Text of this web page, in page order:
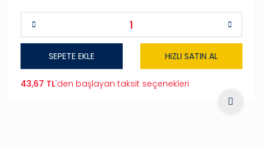
SEPETE EKLE HIZLI SATIN AL
43,67 TL'den başlayan taksit seçenekleri